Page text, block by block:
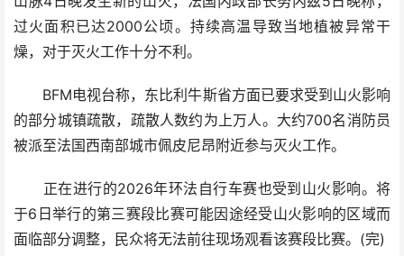
过火面积已达2000公顷。持续高温导致当地植被异常干
燥，对于灭火工作十分不利。
BFM电视台称，东比利牛斯省方面已要求受到山火影响
的部分城镇疏散，疏散人数约为上万人。大约700名消防员
被派至法国西南部城市佩皮尼昂附近参与灭火工作。
正在进行的2026年环法自行车赛也受到山火影响。将
于6日举行的第三赛段比赛可能因途经受山火影响的区域而
面临部分调整，民众将无法前往现场观看该赛段比赛。(完)